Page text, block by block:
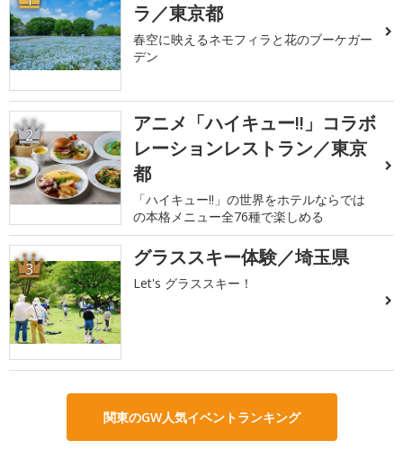
ラ／東京都
春空に映えるネモフィラと花のブーケガー
デン
2
アニメ「ハイキュー!!」コラボ
レーションレストラン／東京
都
「ハイキュー!!」の世界をホテルならでは
の本格メニュー全76種で楽しめる
3 グラススキー体験／埼玉県
Let's グラススキー！
関東のGW人気イベントランキング